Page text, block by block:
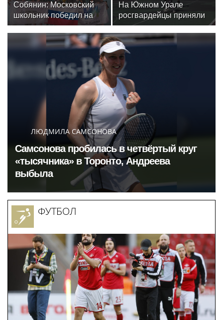
Собянин: Московский
школьник победил на
олимпиаде по
искусственному
интеллекту
На Южном Урале
росгвардейцы приняли
участие в спортивных
состязаниях,
приуроченных ко Дню
физкультурника
ЛЮДМИЛА САМСОНОВА
Самсонова пробилась в четвёртый круг
«тысячника» в Торонто, Андреева
выбыла
ФУТБОЛ